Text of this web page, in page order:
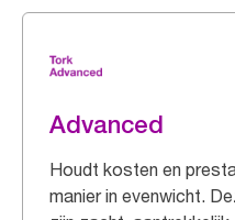
Advanced
Houdt kosten en
manier in evenwicht.